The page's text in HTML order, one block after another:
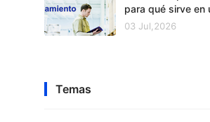
para qué sirve en
03 Jul,2026
Temas